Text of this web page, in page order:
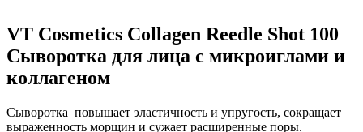
VT Cosmetics Collagen Reedle Shot 100
Cыворотка для лица с микроиглами и
коллагеном
Cыворотка повышает эластичность и упругость, сокращает
выраженность морщин и сужает расширенные поры.